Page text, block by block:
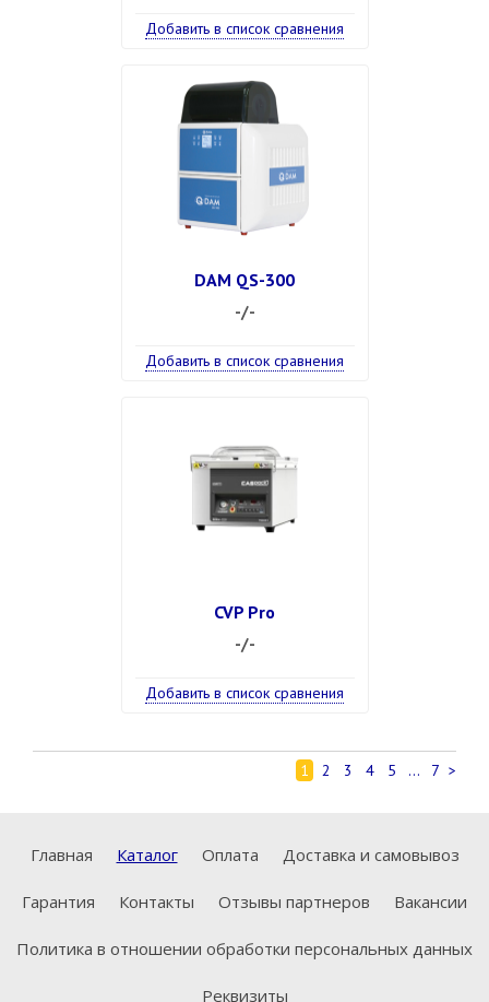
Добавить в список сравнения
DAM QS-300
-/-
Добавить в список сравнения
CVP Pro
-/-
Добавить в список сравнения
1 2 3 4 5 ... 7 >
Главная Каталог Оплата Доставка и самовывоз
Гарантия Контакты Отзывы партнеров Вакансии
Политика в отношении обработки персональных данных
Реквизиты